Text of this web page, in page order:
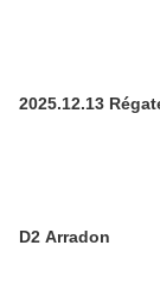
2025.12.13
D2 Arradon